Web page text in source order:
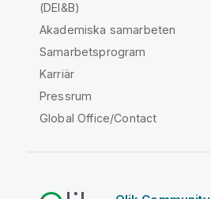
(DEI&B)
Akademiska samarbeten
Samarbetsprogram
Karriär
Pressrum
Global Office/Contact